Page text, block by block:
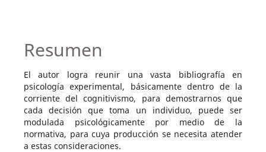
Resumen
El autor logra reunir una vasta bibliografía en
psicología experimental, básicamente dentro de la
corriente del cognitivismo, para demostrarnos que
cada decisión que toma un individuo, puede ser
modulada psicológicamente por medio de la
normativa, para cuya producción se necesita atender
a estas consideraciones.